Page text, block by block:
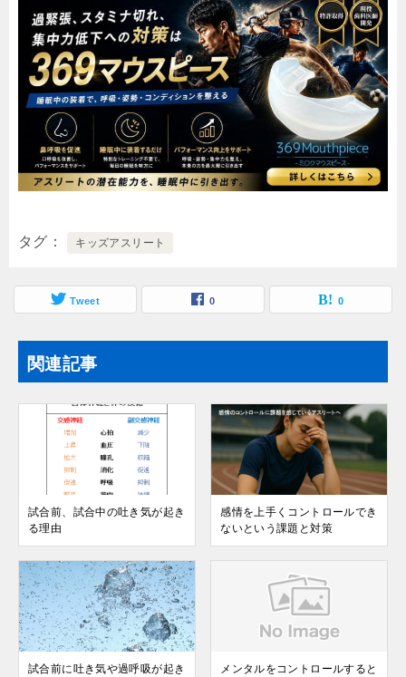
タグ キッズアスリート
Tweet 0 0
関連記事
試合前、試合中の吐き気が起き
る理由
感情を上手くコントロールでき
ないという課題と対策
試合前に吐き気や過呼吸が起き
メンタルをコントロールすると